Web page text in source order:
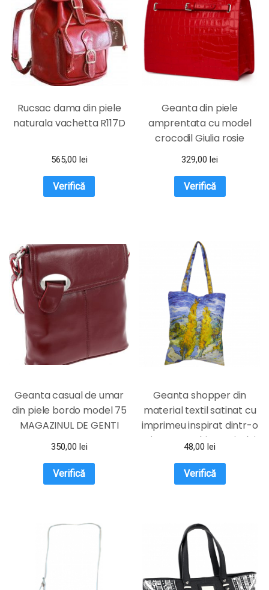
Rucsac dama din piele
naturala vachetta R117D
565,00 lei
Verifică
Geanta din piele
amprentata cu model
crocodil Giulia rosie
329,00lei
Verifică
Geanta casual de umar
din piele bordo model 75
MAGAZINUL DE GENTI
350,00 lei
Verifică
Geanta shopper din
material textil satinat cu
imprimeu inspirat dintr-o
pictura cu chiparosi a lui
Van Gogh
48,00lei
Verifică